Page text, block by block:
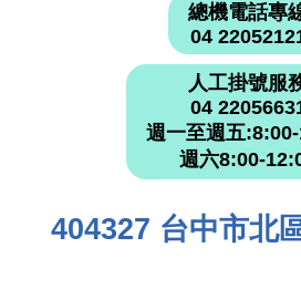
總機電話專
04
人工掛號服
04
週一至週五
週六8:00-
404327 台中市北